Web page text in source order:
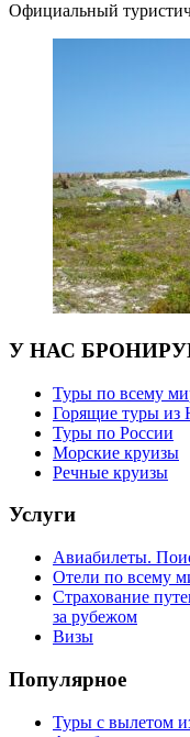
Официальный
У НАС
Туры по всему
Горящие туры
Туры по России
Морские круизы
Речные круизы
Услуги
Авиабилеты.
Отели по всему
Страхование
за рубежом
Визы
Популярное
Туры с вылетом